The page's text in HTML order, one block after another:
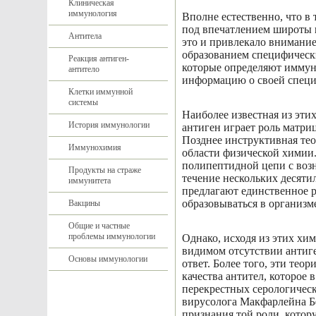
Клиническая
иммунология
Антитела
Реакция антиген-
антитело
Клетки иммунной
системы
История иммунологии
Иммунохимия
Продукты на страже
иммунитета
Вакцины
Общие и частные
проблемы иммунологии
Основы иммунологии
Вполне естественно, что
под впечатлением широты
это и привлекало
образованием
которые определяют
информацию о своей
Наиболее известная из
антиген играет роль
Позднее инструктивная
области физической
полипептидной цепи с
течение нескольких
предлагают единственное
образовываться в
Однако, исходя из этих
видимом отсутствии
ответ. Более того, эти
качества антител,
перекрестных
вирусолога Макфарлейна